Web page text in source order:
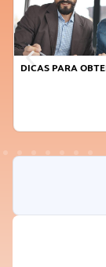
DICAS PARA